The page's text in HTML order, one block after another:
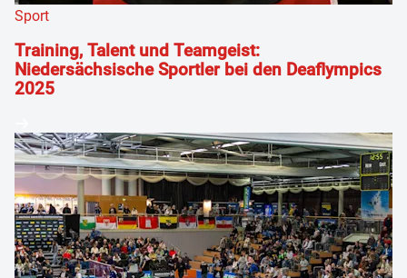
Sport
Training, Talent und Teamgeist:
Niedersächsische Sportler bei den Deaflympics
2025